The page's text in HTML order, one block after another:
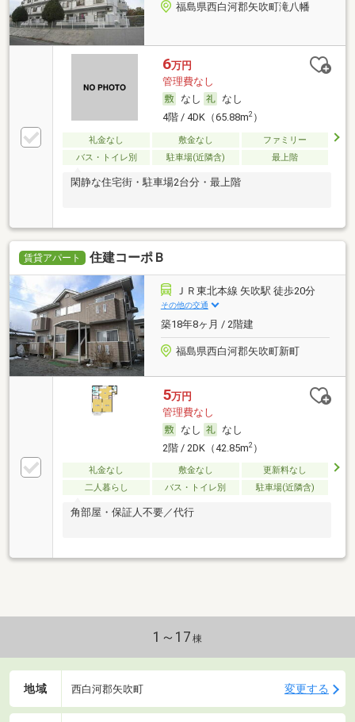
福島県西白河郡矢吹町滝八幡
6万円
管理費なし
なし
なし
4階 / 4DK（65.88m2）
礼金なし 敷金なし
ファミリー
バス・トイレ別
駐車場(近隣含) 最上階
閑静な住宅街・駐車場2台分・最上階
賃貸アパート 住建コーポＢ
ＪＲ東北本線 矢吹駅 徒歩20分
その他の交通
築18年8ヶ月 / 2階建
福島県西白河郡矢吹町新町
5万円
管理費なし
なし
なし
2階 / 2DK（42.85m2）
礼金なし 敷金なし
更新料なし
二人暮らし
バス・トイレ別 駐車場(近隣含)
角部屋・保証人不要／代行
1～17 棟
地域 西白河郡矢吹町 変更する